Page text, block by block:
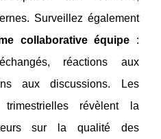
Surveillez également
collaborative équipe :
réactions aux
aux discussions. Les
révèlent la
sur la qualité des